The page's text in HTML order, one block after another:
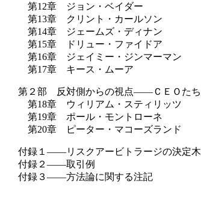
第12章 ジョン・ベイダー
第13章 クリント・カールソン
第14章 ジェームズ・ディナン
第15章 ドリュー・ファイドア
第16章 ジェイミー・ジンマーマン
第17章 キース・ムーア
第２部 反対側からの視点――ＣＥＯたち
第18章 ウィリアム・スティリッツ
第19章 ポール・モントローネ
第20章 ピーター・マコーズランド
付録１――リスクアービトラージの決定木
付録２――取引例
付録３――方法論に関する注記